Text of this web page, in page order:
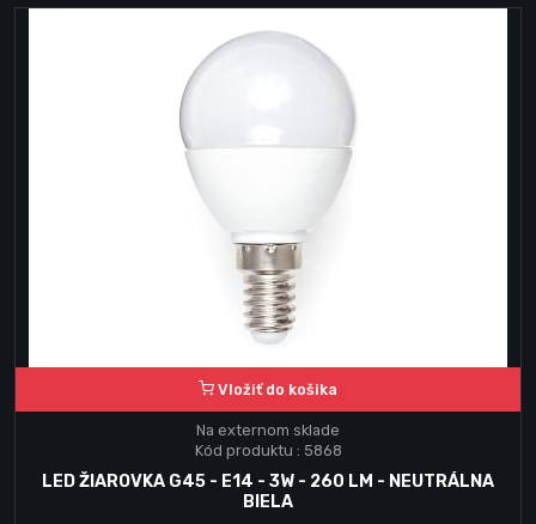
Vložiť do košika
Na externom sklade
Kód produktu : 5868
LED ŽIAROVKA G45 - E14 - 3W - 260 LM - NEUTRÁLNA
BIELA